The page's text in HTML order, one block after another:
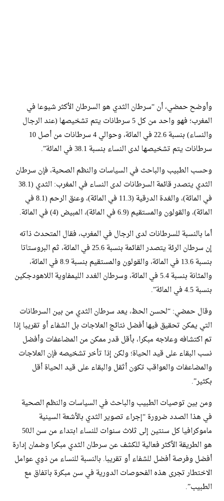
وأوضح حمضي، أن “سرطان الثدي هو السرطان الأكثر شيوعا في
المغرب؛ فهو واحد من كل 5 سرطانات يتم تشخيصها (عند الرجال
والنساء) بنسبة 22.6 في المائة، وحوالي 4 سرطانات من أصل 10
سرطانات يتم تشخيصها لدى النساء بنسبة 38.1 في المائة”.
وحسب الطبيب والباحث في السياسات والنظم الصحية، فإن سرطان
الثدي يتصدر قائمة السرطانات لدى النساء في المغرب: الثدي (38.1
في المائة)، والغدة الدرقية (11.3 في المائة)، وعنق الرحم (8.1 في
المائة)، والقولون والمستقيم (6.9 في المائة)، المبيض (4) في المائة.
أما بالنسبة للسرطانات لدى الرجال في المغرب، فقال المتحدث ذاته
إن سرطان الرئة يتصدر القائمة بنسبة 25.6 في المائة، ثم البروستاتا
بنسبة 13.6 في المائة، والقولون والمستقيم بنسبة 8.9 في المائة،
والمثانة بنسبة 5.4 في المائة، وسرطان الغدد الليمفاوية اللاهودجكين
بنسبة 4.5 في المائة”.
وقال حمضي: “لحسن الحظ، يعد سرطان الثدي من بين السرطانات
التي يمكن تحقيق فيها أفضل نتائج العلاجات بل الشفاء أو تقريبا إذا
تم اكتشافه وعلاجه مبكرا، بأقل قدر ممكن من المضاعفات وأفضل
نسب البقاء على قيد الحياة؛ ولكن إذا تأخر تشخيصه فإن العلاجات
والمضاعفات والعواقب تكون أثقل والبقاء على قيد الحياة أقل
بكثير”.
ومن بين توصيات الطبيب والباحث في السياسات والنظم الصحية
في هذا الصدد ضرورة “إجراء تصوير الثدي بالأشعة السينية
ماموكرافيا كل سنتين إلى ثلاث سنوات للنساء ابتداء من سن الـ50
هو الطريقة الأكثر فعالية للكشف عن سرطان الثدي مبكرا وضمان إدارة
أفضل وفرصة أفضل للشفاء أو تقريبا. بالنسبة للنساء من ذوي عوامل
الاختطار تجرى هذه الفحوصات الدورية في سن مبكرة باتفاق مع
الطبيب”.